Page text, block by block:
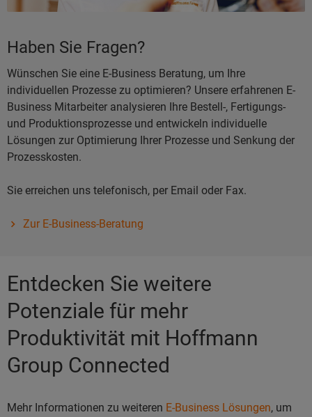
Haben Sie Fragen?
Wünschen Sie eine E-Business Beratung, um Ihre
individuellen Prozesse zu optimieren? Unsere erfahrenen E-
Business Mitarbeiter analysieren Ihre Bestell-, Fertigungs-
und Produktionsprozesse und entwickeln individuelle
Lösungen zur Optimierung Ihrer Prozesse und Senkung der
Prozesskosten.
Sie erreichen uns telefonisch, per Email oder Fax.
Zur E-Business-Beratung
Entdecken Sie weitere
Potenziale für mehr
Produktivität mit Hoffmann
Group Connected
Mehr Informationen zu weiteren E-Business Lösungen, um